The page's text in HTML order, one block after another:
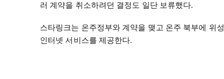
러 계약을 취소하려던 결정도 일단 보류했다.
스타링크는 온주정부와 계약을 맺고 온주 북부에 위성
인터넷 서비스를 제공한다.